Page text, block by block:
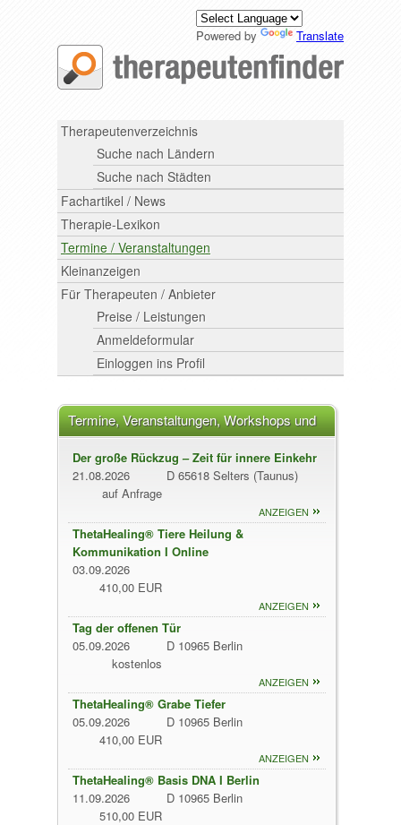
Powered by Translate
Therapeutenverzeichnis
Suche nach Ländern
Suche nach Städten
Fachartikel / News
Therapie-Lexikon
Termine / Veranstaltungen
Kleinanzeigen
Für Therapeuten / Anbieter
Preise / Leistungen
Anmeldeformular
Einloggen ins Profil
Termine, Veranstaltungen, Workshops und
Vorträge
Der große Rückzug – Zeit für innere Einkehr
21.08.2026
D 65618 Selters (Taunus)
auf Anfrage
ANZEIGEN
ThetaHealing® Tiere Heilung &
Kommunikation I Online
03.09.2026
410,00 EUR
ANZEIGEN
Tag der offenen Tür
05.09.2026
D 10965 Berlin
kostenlos
ANZEIGEN
ThetaHealing® Grabe Tiefer
05.09.2026
D 10965 Berlin
410,00 EUR
ANZEIGEN
ThetaHealing® Basis DNA I Berlin
11.09.2026
D 10965 Berlin
510,00 EUR